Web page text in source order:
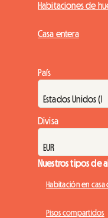
Habitaciones de
Casa entera
País
Divisa
Nuestros tipos de
Habitación en
Pisos compartidos